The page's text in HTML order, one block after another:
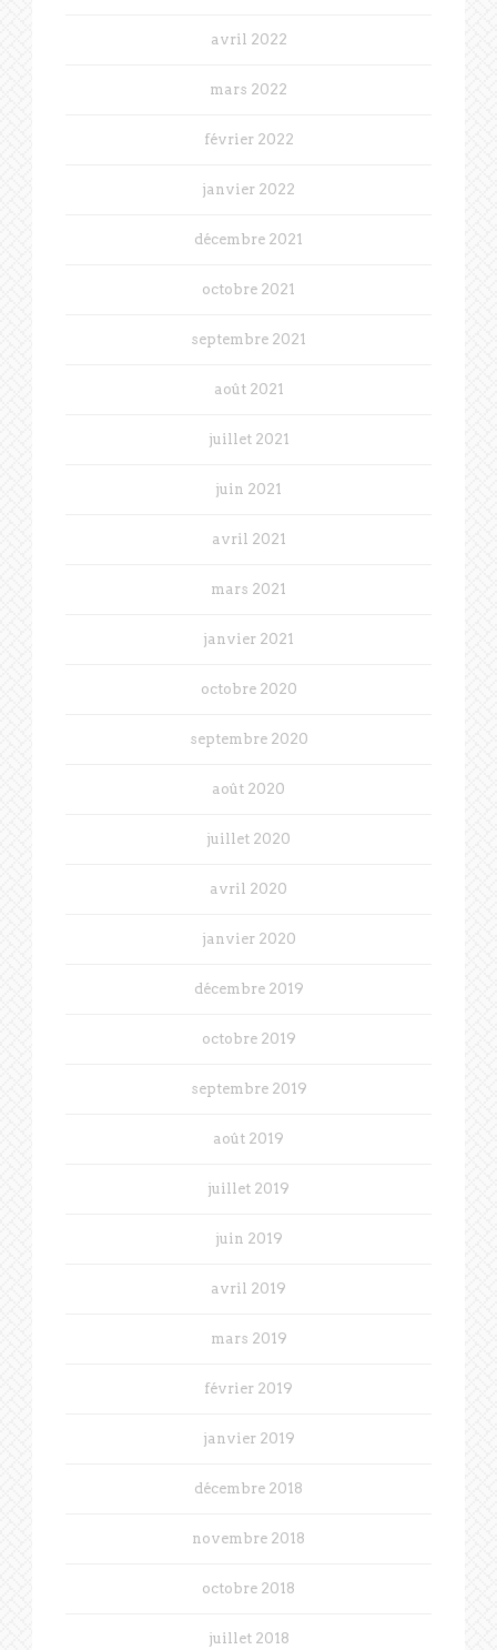
avril 2022
mars 2022
février 2022
janvier 2022
décembre 2021
octobre 2021
septembre 2021
août 2021
juillet 2021
juin 2021
avril 2021
mars 2021
janvier 2021
octobre 2020
septembre 2020
août 2020
juillet 2020
avril 2020
janvier 2020
décembre 2019
octobre 2019
septembre 2019
août 2019
juillet 2019
juin 2019
avril 2019
mars 2019
février 2019
janvier 2019
décembre 2018
novembre 2018
octobre 2018
juillet 2018